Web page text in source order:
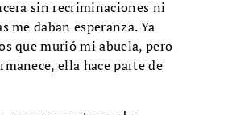
sin recriminaciones ni
me daban esperanza. Ya
que murió mi abuela, pero
ella hace parte de